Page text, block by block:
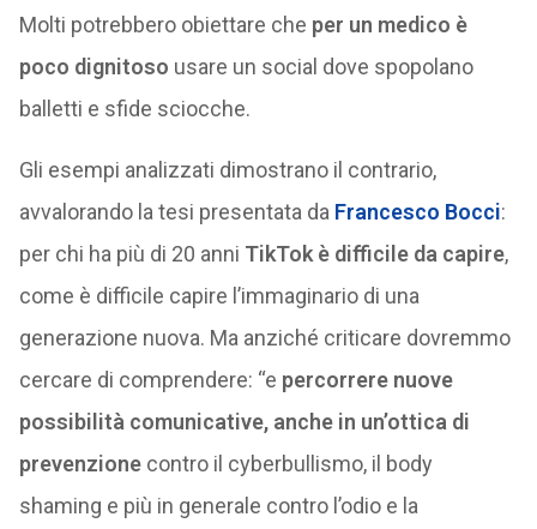
Molti potrebbero obiettare che per un medico è
poco dignitoso usare un social dove spopolano
balletti e sfide sciocche.
Gli esempi analizzati dimostrano il contrario,
avvalorando la tesi presentata da Francesco Bocci:
per chi ha più di 20 anni TikTok è difficile da capire,
come è difficile capire l’immaginario di una
generazione nuova. Ma anziché criticare dovremmo
cercare di comprendere: “e percorrere nuove
possibilità comunicative, anche in un’ottica di
prevenzionecontro il cyberbullismo, il body
shaming e più in generale contro l’odio e la